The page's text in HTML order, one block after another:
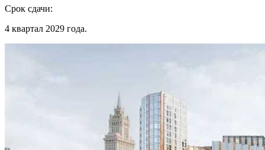
Срок сдачи:
4 квартал 2029 года.